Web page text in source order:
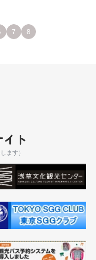
将軍家祈願所の一社として
代表する名社のひとつに数
7 8
ト
ます）